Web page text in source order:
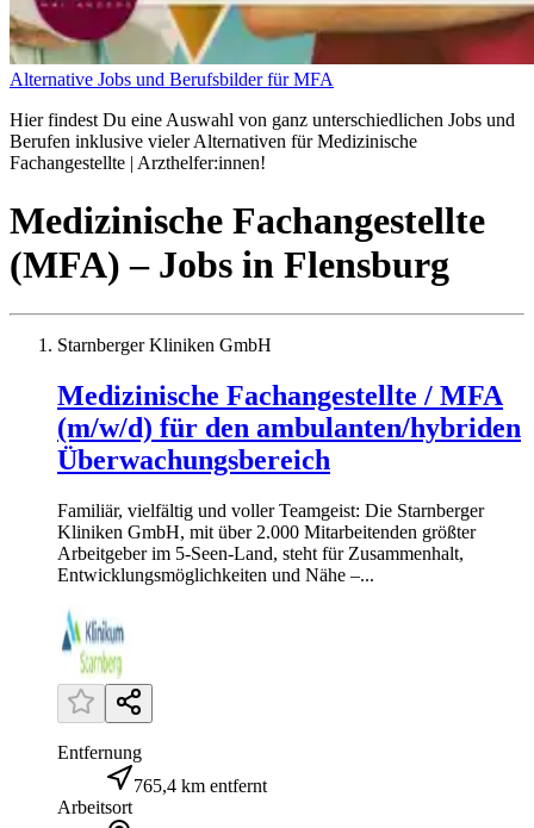
Alternative Jobs und Berufsbilder für MFA
Hier findest Du eine Auswahl von ganz unterschiedlichen Jobs und
Berufen inklusive vieler Alternativen für Medizinische
Fachangestellte | Arzthelfer:innen!
Medizinische Fachangestellte
(MFA) – Jobs in Flensburg
Starnberger Kliniken GmbH
Medizinische Fachangestellte / MFA
(m/w/d) für den ambulanten/hybriden
Überwachungsbereich
Familiär, vielfältig und voller Teamgeist: Die Starnberger
Kliniken GmbH, mit über 2.000 Mitarbeitenden größter
Arbeitgeber im 5-Seen-Land, steht für Zusammenhalt,
Entwicklungsmöglichkeiten und Nähe –...
Entfernung
765,4 km entfernt
Arbeitsort